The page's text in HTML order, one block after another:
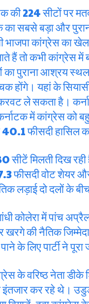
की 224 सीटों पर
का सबसे बड़ा और
भाजपा कांग्रेस का
हैं तो कभी कांग्रेस
पुराना आश्रय स्थल
होंगे। यहां के
ले सकता है।
में कांग्रेस को
फीसदी हासिल
मिलती दिख
फीसदी वोट शेयर
लड़ाई दो दलों के
कोलेरा में पांच
की नैतिक
के लिए पार्टी ने पूरा
के वरिष्ठ नेता
इंतजार कर रहे थे।